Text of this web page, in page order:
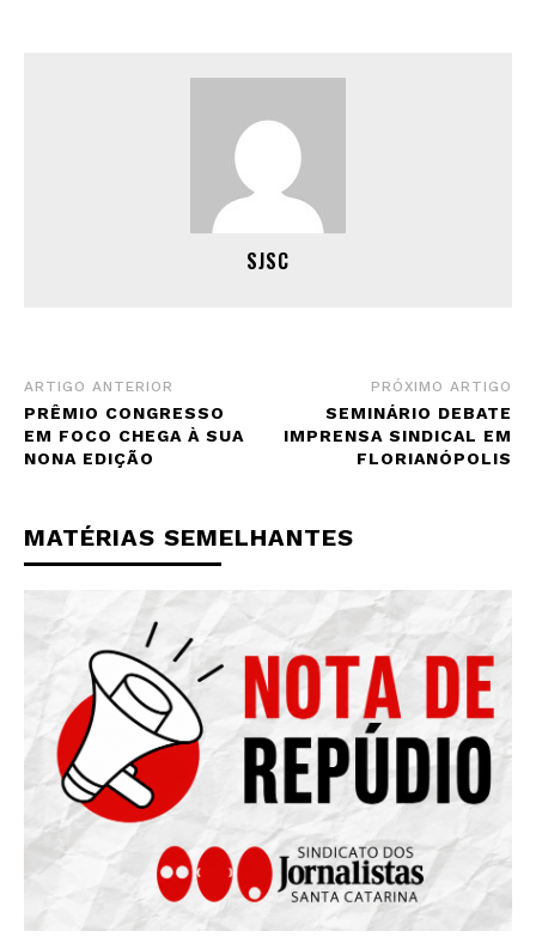
SJSC
ARTIGO ANTERIOR
PRÊMIO CONGRESSO
EM FOCO CHEGA À SUA
NONA EDIÇÃO
PRÓXIMO ARTIGO
SEMINÁRIO DEBATE
IMPRENSA SINDICAL EM
FLORIANÓPOLIS
MATÉRIAS SEMELHANTES